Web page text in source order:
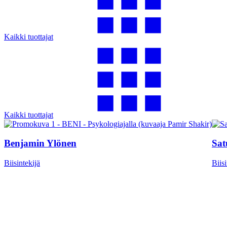
Kaikki tuottajat
Kaikki tuottajat
Benjamin Ylönen
Biisintekijä